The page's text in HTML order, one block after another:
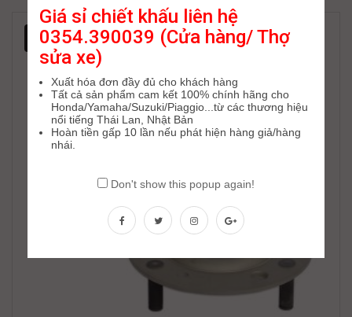
-33%
Giá sỉ chiết khấu liên hệ
0354.390039 (Cửa hàng/ Thợ
sửa xe)
Xuất hóa đơn đầy đủ cho khách hàng
Tất cả sản phẩm cam kết 100% chính hãng cho
Honda/Yamaha/Suzuki/Piaggio...từ các thương hiệu
nổi tiếng Thái Lan, Nhật Bản
Hoàn tiền gấp 10 lần nếu phát hiện hàng giả/hàng
nhái.
Don't show this popup again!